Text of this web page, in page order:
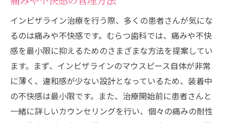
インビザライン治療を行う際、多くの患者さんが気にな
るのは痛みや不快感です。むらつ歯科では、痛みや不快
感を最小限に抑えるためのさまざまな方法を提案してい
ます。まず、インビザラインのマウスピース自体が非常
に薄く、違和感が少ない設計となっているため、装着中
の不快感は最小限です。また、治療開始前に患者さんと
一緒に詳しいカウンセリングを行い、個々の痛みの耐性